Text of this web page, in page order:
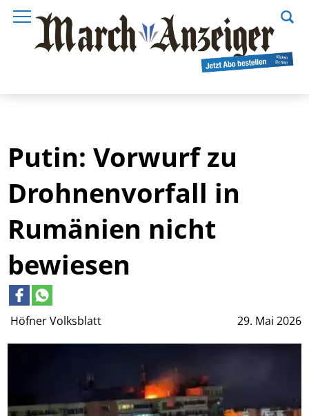
Höfner Volksblatt 29. Mai 2026
Putin: Vorwurf zu
Drohnenvorfall in
Rumänien nicht
bewiesen